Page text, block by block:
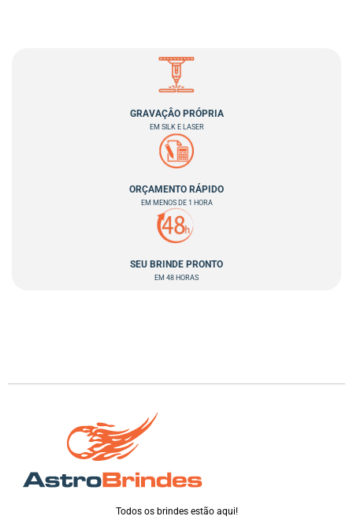
GRAVAÇÂO PRÓPRIA
EM SILK E LASER
ORÇAMENTO RÁPIDO
EM MENOS DE 1 HORA
SEU BRINDE PRONTO
EM 48 HORAS
Todos os brindes estão aqui!